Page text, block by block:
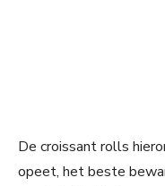
De croissant rolls
opeet, het beste